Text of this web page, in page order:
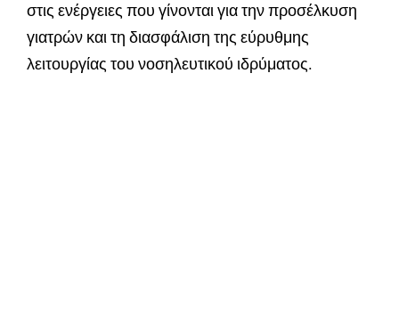
στις ενέργειες που γίνονται για την προσέλκυση
γιατρών και τη διασφάλιση της εύρυθμης
λειτουργίας του νοσηλευτικού ιδρύματος.